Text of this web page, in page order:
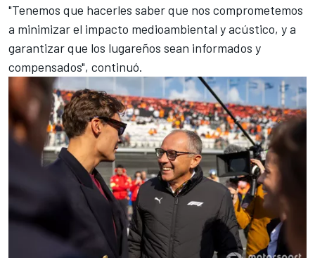
"Tenemos que hacerles saber que nos comprometemos
a minimizar el impacto medioambiental y acústico, y a
garantizar que los lugareños sean informados y
compensados", continuó.